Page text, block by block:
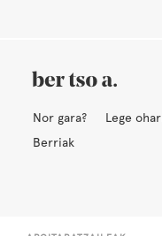
Nor gara? Lege
Berriak